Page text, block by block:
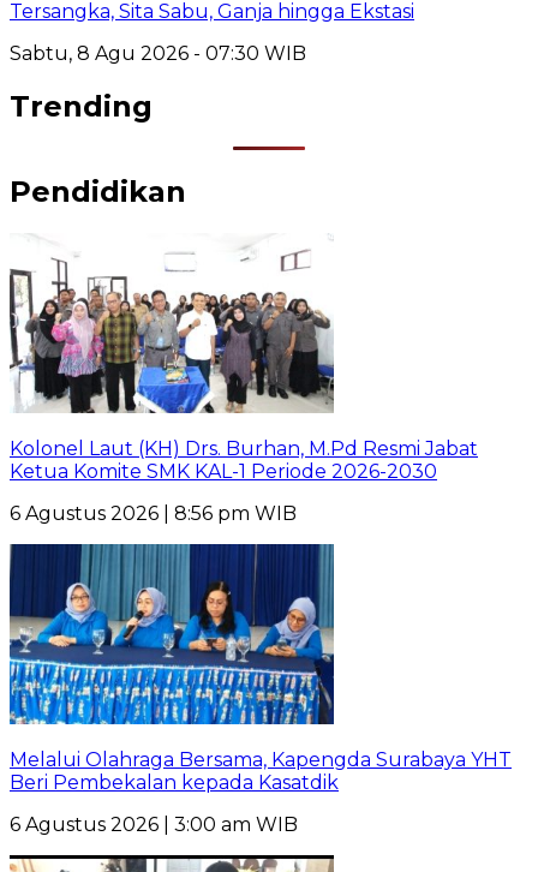
Tersangka, Sita Sabu, Ganja hingga Ekstasi
Sabtu, 8 Agu 2026 - 07:30 WIB
Trending
Pendidikan
Kolonel Laut (KH) Drs. Burhan, M.Pd Resmi Jabat
Ketua Komite SMK KAL-1 Periode 2026-2030
6 Agustus 2026 | 8:56 pm WIB
Melalui Olahraga Bersama, Kapengda Surabaya YHT
Beri Pembekalan kepada Kasatdik
6 Agustus 2026 | 3:00 am WIB